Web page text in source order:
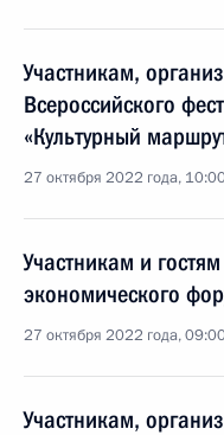
Участникам,
Всероссийского
«Культурный
27 октября 2022 года,
Участникам и
экономического
27 октября 2022 года,
Участникам,